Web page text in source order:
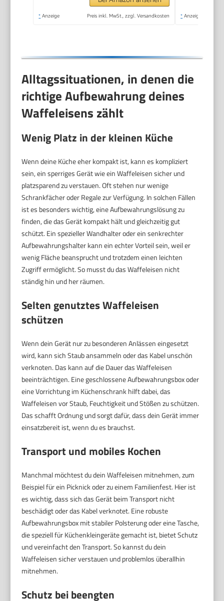
Ostern oder
* Anzeige Preis inkl. MwSt., zzgl. Versandkosten * Anzeige
Alltagssituationen, in denen die
richtige Aufbewahrung deines
Waffeleisens zählt
Wenig Platz in der kleinen Küche
Wenn deine Küche eher kompakt ist, kann es kompliziert
sein, ein sperriges Gerät wie ein Waffeleisen sicher und
platzsparend zu verstauen. Oft stehen nur wenige
Schrankfächer oder Regale zur Verfügung. In solchen Fällen
ist es besonders wichtig, eine Aufbewahrungslösung zu
finden, die das Gerät kompakt hält und gleichzeitig gut
schützt. Ein spezieller Wandhalter oder ein senkrechter
Aufbewahrungshalter kann ein echter Vorteil sein, weil er
wenig Fläche beansprucht und trotzdem einen leichten
Zugriff ermöglicht. So musst du das Waffeleisen nicht
ständig hin und her räumen.
Selten genutztes Waffeleisen
schützen
Wenn dein Gerät nur zu besonderen Anlässen eingesetzt
wird, kann sich Staub ansammeln oder das Kabel unschön
verknoten. Das kann auf die Dauer das Waffeleisen
beeinträchtigen. Eine geschlossene Aufbewahrungsbox oder
eine Vorrichtung im Küchenschrank hilft dabei, das
Waffeleisen vor Staub, Feuchtigkeit und Stößen zu schützen.
Das schafft Ordnung und sorgt dafür, dass dein Gerät immer
einsatzbereit ist, wenn du es brauchst.
Transport und mobiles Kochen
Manchmal möchtest du dein Waffeleisen mitnehmen, zum
Beispiel für ein Picknick oder zu einem Familienfest. Hier ist
es wichtig, dass sich das Gerät beim Transport nicht
beschädigt oder das Kabel verknotet. Eine robuste
Aufbewahrungsbox mit stabiler Polsterung oder eine Tasche,
die speziell für Küchenkleingeräte gemacht ist, bietet Schutz
und vereinfacht den Transport. So kannst du dein
Waffeleisen sicher verstauen und problemlos überallhin
mitnehmen.
Schutz bei beengten